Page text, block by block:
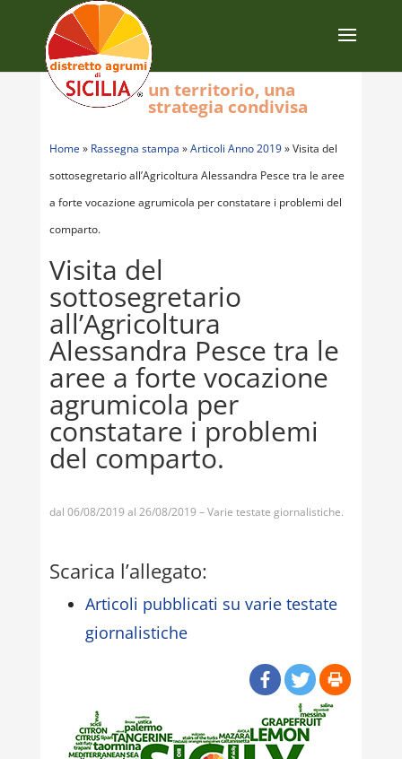
Home » Rassegna stampa »Articoli Anno 2019»Visita del
sottosegretario all’Agricoltura Alessandra Pesce tra le aree
a forte vocazione agrumicola per constatare i problemi del
comparto.
Visita del
sottosegretario
all’Agricoltura
Alessandra Pesce tra le
aree a forte vocazione
agrumicola per
constatare i problemi
del comparto.
dal 06/08/2019 al 26/08/2019 – Varie testate giornalistiche.
Scarica l’allegato:
Articoli pubblicati su varie testate
giornalistiche
un territorio, una
strategia condivisa